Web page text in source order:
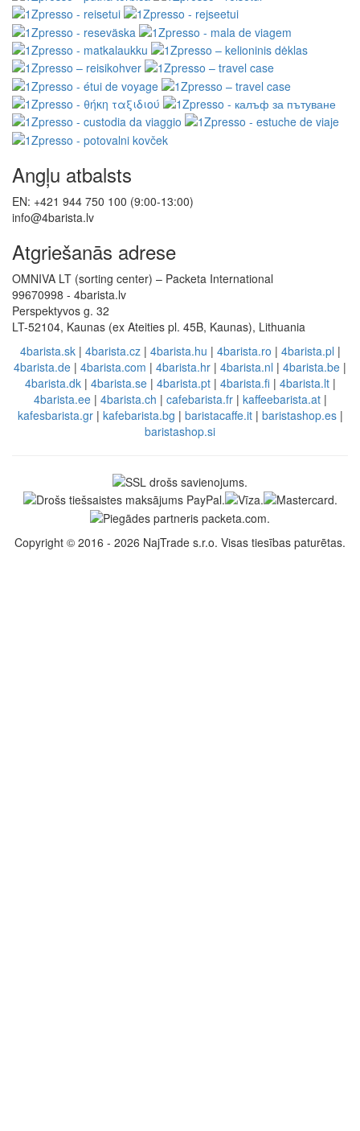
Angļu atbalsts
EN: +421 944 750 100 (9:00-13:00)
info@4barista.lv
Atgriešanās adrese
OMNIVA LT (sorting center) – Packeta International
99670998 - 4barista.lv
Perspektyvos g. 32
LT-52104, Kaunas (ex Ateities pl. 45B, Kaunas), Lithuania
4barista.sk| 4barista.cz| 4barista.hu | 4barista.ro | 4barista.pl |
4barista.de | 4barista.com | 4barista.hr | 4barista.nl | 4barista.be |
4barista.dk| 4barista.se| 4barista.pt| 4barista.fi| 4barista.lt|
4barista.ee| 4barista.ch | cafebarista.fr| kaffeebarista.at|
kafesbarista.gr| kafebarista.bg | baristacaffe.it| baristashop.es|
baristashop.si
Copyright © 2016 - 2026 NajTrade s.r.o. Visas tiesības paturētas.